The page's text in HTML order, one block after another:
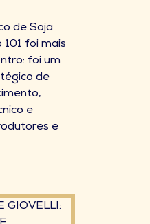
de Soja
foi mais
foi um
de
e
e